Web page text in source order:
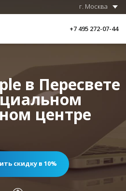
г. Москва
+7 495 272-07-44
в Пересвете
центре
скидку в 10%